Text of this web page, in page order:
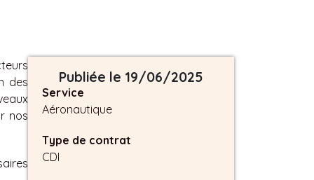
Publiée le 19/06/2025
Service
Aéronautique
Type de contrat
CDI
des
nos